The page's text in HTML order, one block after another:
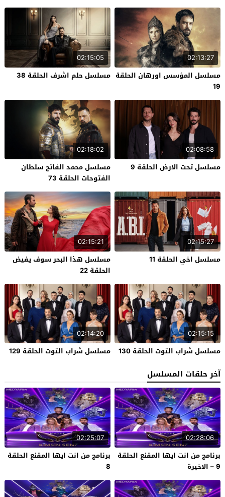
02:13:27
مسلسل المؤسس اورهان الحلقة
19
02:15:05
مسلسل حلم اشرف الحلقة 38
02:08:58
مسلسل تحت الارض الحلقة 9
02:18:02
مسلسل محمد الفاتح سلطان
الفتوحات الحلقة 73
02:15:27
مسلسل اخي الحلقة 11
02:15:21
مسلسل هذا البحر سوف يفيض
الحلقة 22
02:15:15
مسلسل شراب التوت الحلقة 130
02:14:20
مسلسل شراب التوت الحلقة 129
آخر حلقات المسلسل
02:28:06
برنامج من انت ايها المقنع الحلقة
9 – الاخيرة
02:25:07
برنامج من انت ايها المقنع الحلقة
8